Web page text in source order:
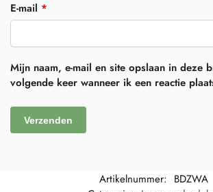
E-mail *
Mijn naam, e-mail en site opslaan in deze
volgende keer wanneer ik een reactie
Artikelnummer: BDZWA